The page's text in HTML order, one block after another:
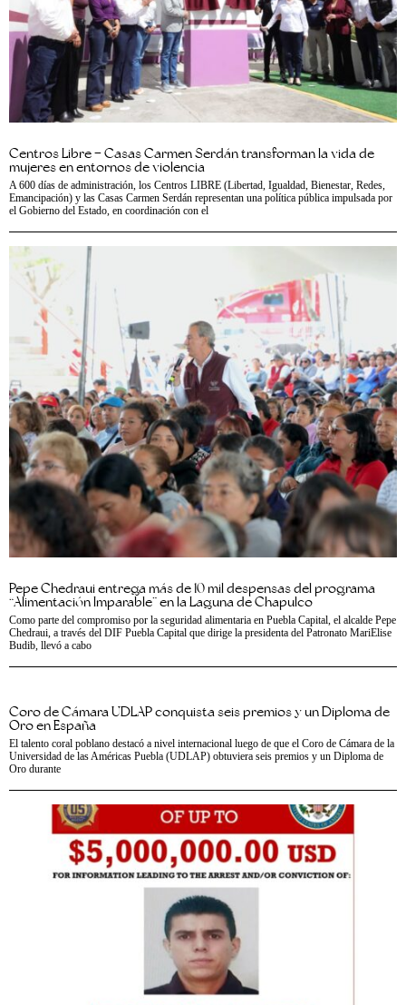
Centros Libre – Casas Carmen Serdán transforman la vida de
mujeres en entornos de violencia
A 600 días de administración, los Centros LIBRE (Libertad, Igualdad, Bienestar, Redes,
Emancipación) y las Casas Carmen Serdán representan una política pública impulsada por
el Gobierno del Estado, en coordinación con el
Pepe Chedraui entrega más de 10 mil despensas del programa
“Alimentación Imparable” en la Laguna de Chapulco
Como parte del compromiso por la seguridad alimentaria en Puebla Capital, el alcalde Pepe
Chedraui, a través del DIF Puebla Capital que dirige la presidenta del Patronato MariElise
Budib, llevó a cabo
Coro de Cámara UDLAP conquista seis premios y un Diploma de
Oro en España
El talento coral poblano destacó a nivel internacional luego de que el Coro de Cámara de la
Universidad de las Américas Puebla (UDLAP) obtuviera seis premios y un Diploma de
Oro durante